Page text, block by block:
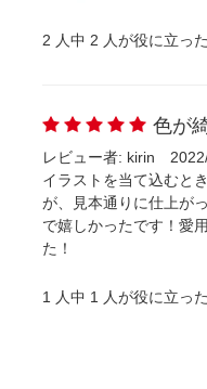
2 人中 2 人が役に立っ
色が
レビュー者: kirin
イラストを当て込むと
が、見本通りに仕上が
で嬉しかったです！愛
た！
1 人中 1 人が役に立っ